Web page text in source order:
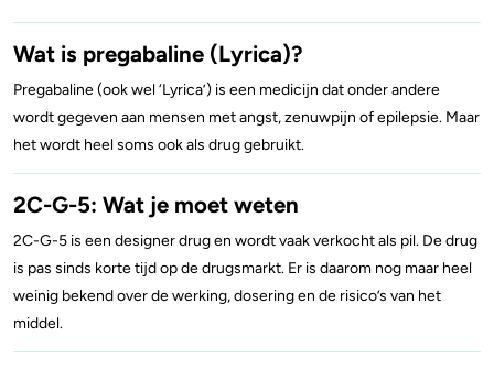
Crack
Wat is pregabaline (Lyrica)?
Pregabaline (ook wel ‘Lyrica’) is een medicijn dat onder andere
wordt gegeven aan mensen met angst, zenuwpijn of epilepsie. Maar
het wordt heel soms ook als drug gebruikt.
2C-G-5: Wat je moet weten
2C-G-5 is een designer drug en wordt vaak verkocht als pil. De drug
is pas sinds korte tijd op de drugsmarkt. Er is daarom nog maar heel
weinig bekend over de werking, dosering en de risico’s van het
middel.